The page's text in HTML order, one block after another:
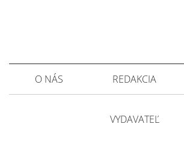
O NÁS REDAKCIA
VYDAVATEĽ